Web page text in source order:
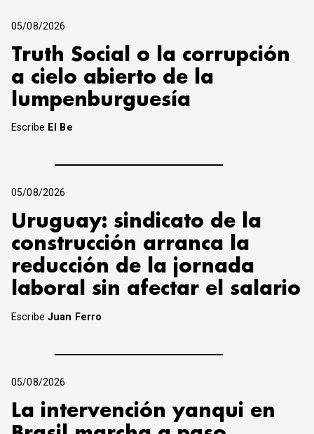
05/08/2026
Truth Social o la corrupción
a cielo abierto de la
lumpenburguesía
Escribe El Be
05/08/2026
Uruguay: sindicato de la
construcción arranca la
reducción de la jornada
laboral sin afectar el salario
EscribeJuan Ferro
05/08/2026
La intervención yanqui en